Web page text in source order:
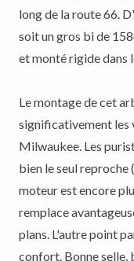
long de la route 66.
soit un gros bi de
et monté rigide dans
Le montage de cet
significativement les
Milwaukee. Les
bien le seul
moteur est encore
remplace
plans. L'autre point
confort. Bonne selle,